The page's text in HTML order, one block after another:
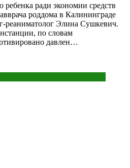
ради экономии средств
роддома в Калининграде
реаниматолог Элина Сушкевич.
по словам
давлен…